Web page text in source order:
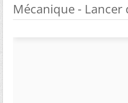
Mécanique - Lancer